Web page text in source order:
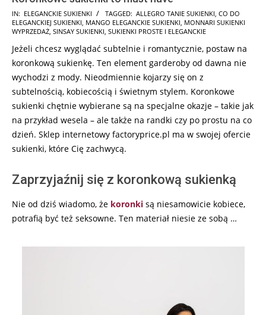
2025-
06-
IN: ELEGANCKIE SUKIENKI TAGGED: ALLEGRO TANIE SUKIENKI CO DO
ELEGANCKIEJ SUKIENKI MANGO ELEGANCKIE SUKIENKI MONNARI SUKIENKI
WYPRZEDAŻ SINSAY SUKIENKI SUKIENKI PROSTE I ELEGANCKIE
Jeżeli chcesz wyglądać subtelnie i romantycznie, postaw na
koronkową sukienkę. Ten element garderoby od dawna nie
wychodzi z mody. Nieodmiennie kojarzy się on z
subtelnością, kobiecością i świetnym stylem. Koronkowe
sukienki chętnie wybierane są na specjalne okazje – takie jak
na przykład wesela – ale także na randki czy po prostu na co
dzień. Sklep internetowy factoryprice.pl ma w swojej ofercie
sukienki, które Cię zachwycą.
Zaprzyjaźnij się z koronkową sukienką
Nie od dziś wiadomo, że koronki są niesamowicie kobiece,
potrafią być też seksowne. Ten materiał niesie ze sobą …